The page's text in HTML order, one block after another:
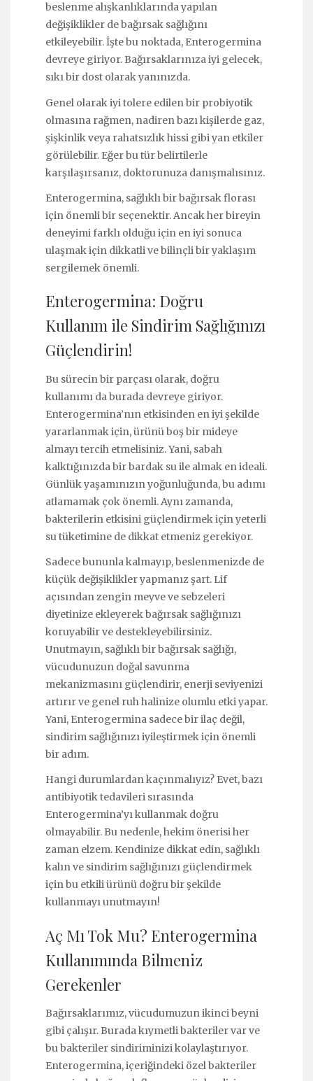
beslenme alışkanlıklarında yapılan
değişiklikler de bağırsak sağlığını
etkileyebilir. İşte bu noktada, Enterogermina
devreye giriyor. Bağırsaklarınıza iyi gelecek,
sıkı bir dost olarak yanınızda.
Genel olarak iyi tolere edilen bir probiyotik
olmasına rağmen, nadiren bazı kişilerde gaz,
şişkinlik veya rahatsızlık hissi gibi yan etkiler
görülebilir. Eğer bu tür belirtilerle
karşılaşırsanız, doktorunuza danışmalısınız.
Enterogermina, sağlıklı bir bağırsak florası
için önemli bir seçenektir. Ancak her bireyin
deneyimi farklı olduğu için en iyi sonuca
ulaşmak için dikkatli ve bilinçli bir yaklaşım
sergilemek önemli.
Enterogermina: Doğru
Kullanım ile Sindirim Sağlığınızı
Güçlendirin!
Bu sürecin bir parçası olarak, doğru
kullanımı da burada devreye giriyor.
Enterogermina’nın etkisinden en iyi şekilde
yararlanmak için, ürünü boş bir mideye
almayı tercih etmelisiniz. Yani, sabah
kalktığınızda bir bardak su ile almak en ideali.
Günlük yaşamınızın yoğunluğunda, bu adımı
atlamamak çok önemli. Aynı zamanda,
bakterilerin etkisini güçlendirmek için yeterli
su tüketimine de dikkat etmeniz gerekiyor.
Sadece bununla kalmayıp, beslenmenizde de
küçük değişiklikler yapmanız şart. Lif
açısından zengin meyve ve sebzeleri
diyetinize ekleyerek bağırsak sağlığınızı
koruyabilir ve destekleyebilirsiniz.
Unutmayın, sağlıklı bir bağırsak sağlığı,
vücudunuzun doğal savunma
mekanizmasını güçlendirir, enerji seviyenizi
artırır ve genel ruh halinize olumlu etki yapar.
Yani, Enterogermina sadece bir ilaç değil,
sindirim sağlığınızı iyileştirmek için önemli
bir adım.
Hangi durumlardan kaçınmalıyız? Evet, bazı
antibiyotik tedavileri sırasında
Enterogermina’yı kullanmak doğru
olmayabilir. Bu nedenle, hekim önerisi her
zaman elzem. Kendinize dikkat edin, sağlıklı
kalın ve sindirim sağlığınızı güçlendirmek
için bu etkili ürünü doğru bir şekilde
kullanmayı unutmayın!
Aç Mı Tok Mu? Enterogermina
Kullanımında Bilmeniz
Gerekenler
Bağırsaklarımız, vücudumuzun ikinci beyni
gibi çalışır. Burada kıymetli bakteriler var ve
bu bakteriler sindiriminizi kolaylaştırıyor.
Enterogermina, içeriğindeki özel bakteriler